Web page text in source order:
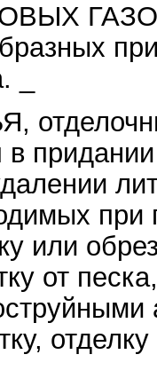
ГАЗОВ,
_
придании
при
или
от